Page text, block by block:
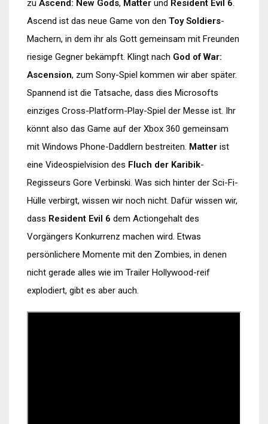
zu Ascend: New Gods, Matter und Resident Evil 6.
Ascend ist das neue Game von den Toy Soldiers-
Machern, in dem ihr als Gott gemeinsam mit Freunden
riesige Gegner bekämpft. Klingt nach God of War:
Ascension, zum Sony-Spiel kommen wir aber später.
Spannend ist die Tatsache, dass dies Microsofts
einziges Cross-Platform-Play-Spiel der Messe ist. Ihr
könnt also das Game auf der Xbox 360 gemeinsam
mit Windows Phone-Daddlern bestreiten. Matter ist
eine Videospielvision des Fluch der Karibik-
Regisseurs Gore Verbinski. Was sich hinter der Sci-Fi-
Hülle verbirgt, wissen wir noch nicht. Dafür wissen wir,
dass Resident Evil 6 dem Actiongehalt des
Vorgängers Konkurrenz machen wird. Etwas
persönlichere Momente mit den Zombies, in denen
nicht gerade alles wie im Trailer Hollywood-reif
explodiert, gibt es aber auch.